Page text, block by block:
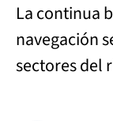
La continua
navegación
sectores del